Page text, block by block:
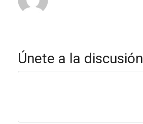
Únete a la discusión